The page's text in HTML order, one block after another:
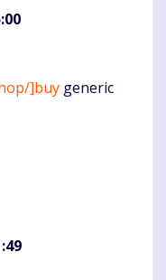
]buy generic